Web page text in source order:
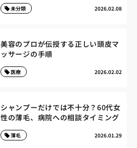
2026.02.08
未分類
美容のプロが伝授する正しい頭皮マ
ッサージの手順
2026.02.02
医療
シャンプーだけでは不十分？60代女
性の薄毛、病院への相談タイミング
2026.01.29
薄毛